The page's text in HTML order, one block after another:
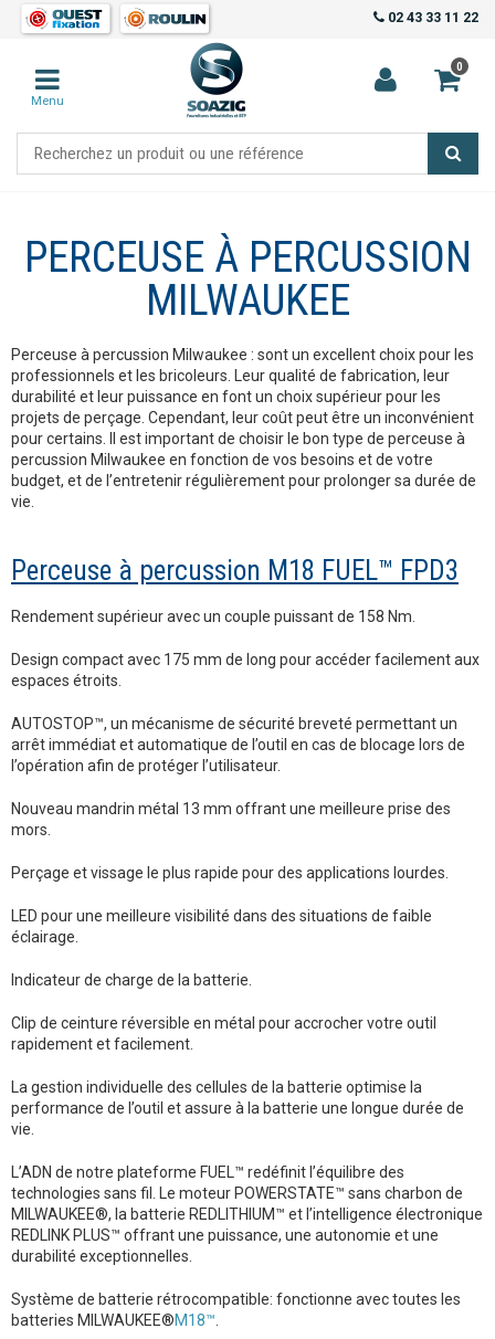
02 43 33 11 22
0
Menu
PERCEUSE À PERCUSSION
MILWAUKEE
Perceuse à percussion Milwaukee : sont un excellent choix pour les
professionnels et les bricoleurs. Leur qualité de fabrication, leur
durabilité et leur puissance en font un choix supérieur pour les
projets de perçage. Cependant, leur coût peut être un inconvénient
pour certains. Il est important de choisir le bon type de perceuse à
percussion Milwaukee en fonction de vos besoins et de votre
budget, et de l’entretenir régulièrement pour prolonger sa durée de
vie.
Perceuse à percussion M18 FUEL™ FPD3
Rendement supérieur avec un couple puissant de 158 Nm.
Design compact avec 175 mm de long pour accéder facilement aux
espaces étroits.
AUTOSTOP™, un mécanisme de sécurité breveté permettant un
arrêt immédiat et automatique de l’outil en cas de blocage lors de
l’opération afin de protéger l’utilisateur.
Nouveau mandrin métal 13 mm offrant une meilleure prise des
mors.
Perçage et vissage le plus rapide pour des applications lourdes.
LED pour une meilleure visibilité dans des situations de faible
éclairage.
Indicateur de charge de la batterie.
Clip de ceinture réversible en métal pour accrocher votre outil
rapidement et facilement.
La gestion individuelle des cellules de la batterie optimise la
performance de l’outil et assure à la batterie une longue durée de
vie.
L’ADN de notre plateforme FUEL™ redéfinit l’équilibre des
technologies sans fil. Le moteur POWERSTATE™ sans charbon de
MILWAUKEE®, la batterie REDLITHIUM™ et l’intelligence électronique
REDLINK PLUS™ offrant une puissance, une autonomie et une
durabilité exceptionnelles.
Système de batterie rétrocompatible: fonctionne avec toutes les
batteries MILWAUKEE®M18™.